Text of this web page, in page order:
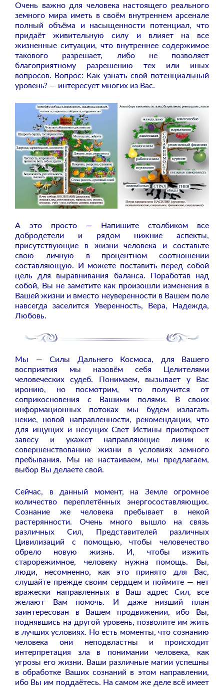
Очень важно для человека настоящего реального
земного мира иметь в своём внутреннем арсенале
полный объёма и насыщенности потенциал, что
придаёт живительную силу и влияет на все
жизненные ситуации, что внутреннее содержимое
такового разрешает, либо не позволяет
благоприятному разрешению тех или иных
вопросов. Вопрос: Как узнать свой потенциальный
уровень? — интересует многих из Вас.
А это просто — Напишите столбиком все
добродетели и рядом нижние аспекты,
присутствующие в жизни человека и составьте
свою личную в процентном соотношении
составляющую. И можете поставить перед собой
цель для выравнивания баланса. Поработав над
собой, Вы не заметите как произошли изменения в
Вашей жизни и вместо неуверенности в Вашем поле
навсегда заселится Уверенность, Вера, Надежда,
Любовь.
Мы — Силы Дальнего Космоса, для Вашего
восприятия мы назовём себя Целителями
человеческих судеб. Понимаем, вызывает у Вас
иронию, но посмотрим, что получится от
соприкосновения с Вашими полями. В своих
информационных потоках мы будем излагать
некие, новой направленности, рекомендации, что
для ищущих и несущих Свет Истины приоткроет
завесу и укажет направляющие линии к
совершенствованию жизни в условиях земного
пребывания. Мы не настаиваем, мы предлагаем,
выбор Вы делаете свой.
Сейчас, в данный момент, на Земле огромное
количество переплетённых энергосоставляющих.
Сознание же человека пребывает в некой
растерянности. Очень много вышло на связь
различных Сил, Представителей различных
Цивилизаций с помощью, чтобы человечество
обрело новую жизнь. И, чтобы изжить
старорежимное, человеку нужна помощь. Вы,
люди, несомненно, как это принято для Вас,
слушайте прежде своим сердцем и поймите — нет
вражески направленных в Ваш адрес Сил, все
желают Вам помочь. И даже низший план
заинтересован в Вашем продвижении, ибо Вы,
поднявшись на другой уровень, позволите им жить
в лучших условиях. Но есть моменты, что сознанию
человека они неподвластны и происходит
интерпретация зла в понимании человека, как
угрозы его жизни. Ваши различные магии успешны
в обработке Ваших сознаний в этом направлении,
ибо Вы им поддаётесь. На самом же деле всё имеет